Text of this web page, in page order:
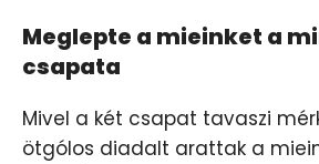
Meglepte a mieinket a
csapata
Mivel a két csapat tavaszi
ötgólos diadalt arattak a